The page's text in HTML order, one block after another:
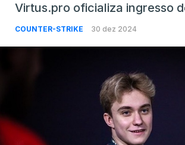
Virtus.pro oficializa ingresso
COUNTER-STRIKE 30 dez 2024